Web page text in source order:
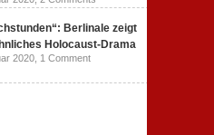
Berlinale zeigt
Holocaust-Drama
2020, 1 Comment